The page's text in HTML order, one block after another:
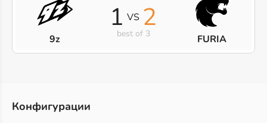
9z
1 VS 2
best of 3 FURIA
Конфигурации